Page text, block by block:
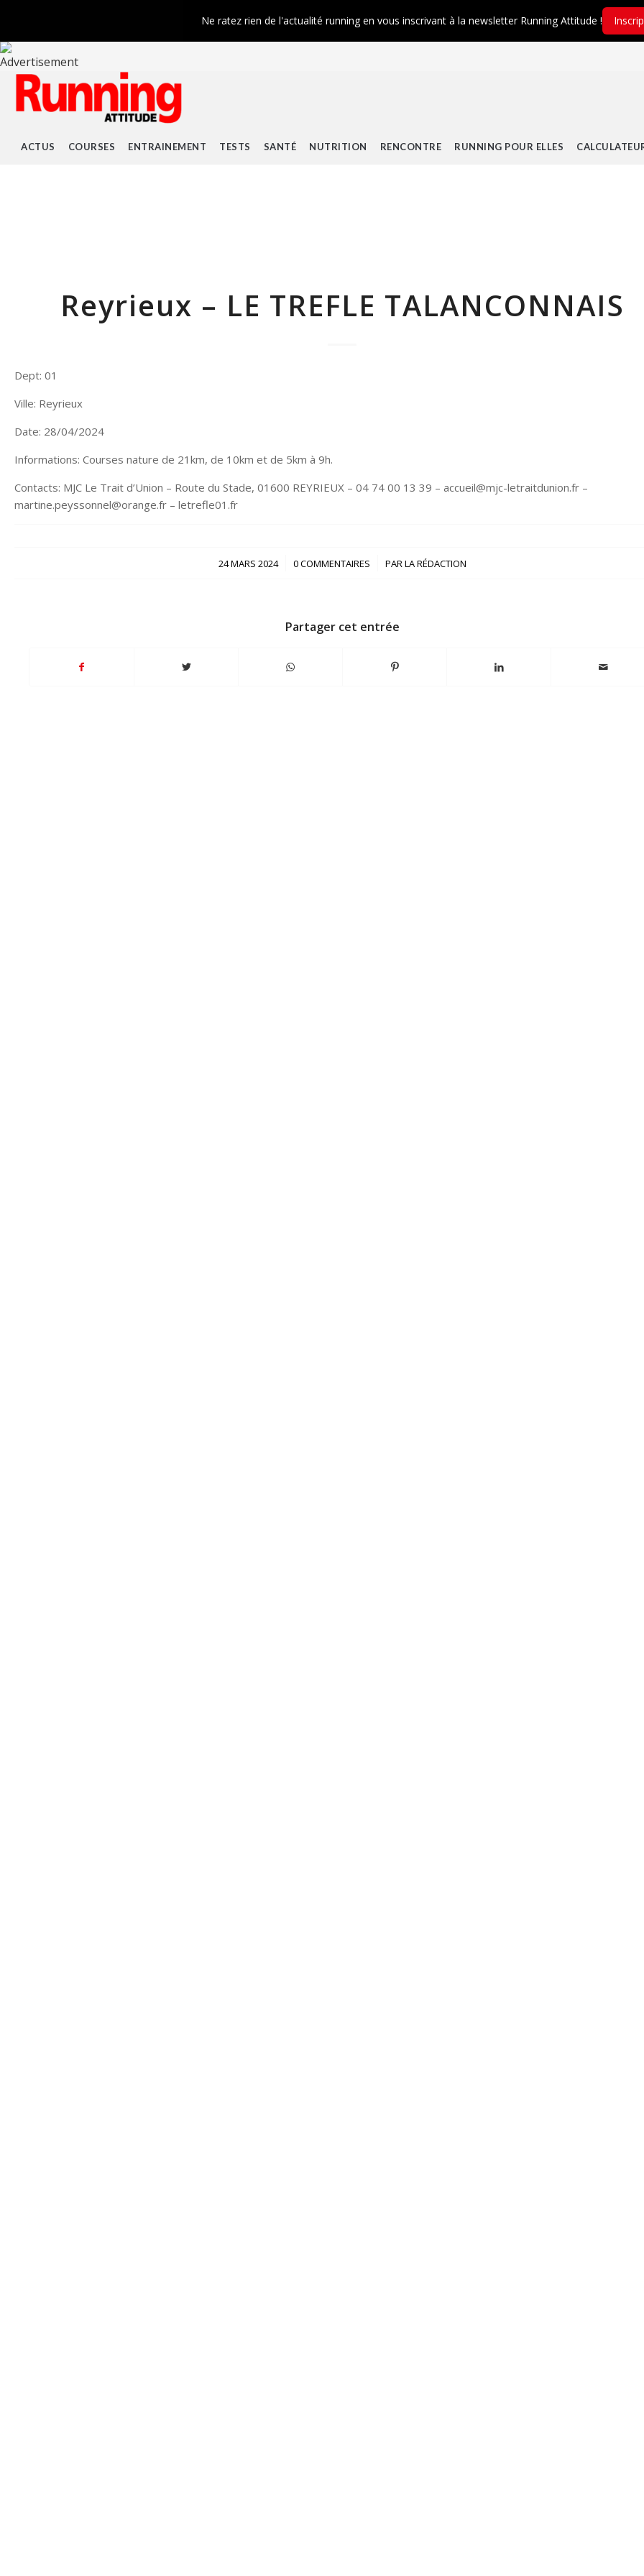
ACTUS COURSES ENTRAINEMENT TESTS SANTÉ NUTRITION RENCONTRE RUNNING POUR ELLES
Reyrieux – LE TREFLE TALANCONNAIS
Dept: 01
Ville: Reyrieux
Date: 28/04/2024
Informations: Courses nature de 21km, de 10km et de 5km à 9h.
Contacts: MJC Le Trait d’Union – Route du Stade, 01600 REYRIEUX – 04 74 00 13 39 – accueil@mjc-letraitdunion.fr –
martine.peyssonnel@orange.fr – letrefle01.fr
24 MARS 2024
/ 0 COMMENTAIRES
/ PARLA RÉDACTION
Partager cet entrée
Ne ratez rien de l'actualité running en vous inscrivant à la newsletter Running Attitude !